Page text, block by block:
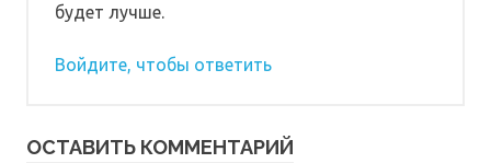
будет лучше.
Войдите, чтобы ответить
ОСТАВИТЬ КОММЕНТАРИЙ